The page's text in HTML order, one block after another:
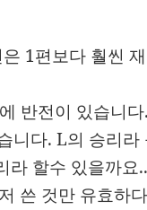
1편보다 훨씬
반전이 있습니다
니다. L의 승리라
할수 있을까요
쓴 것만 유효하